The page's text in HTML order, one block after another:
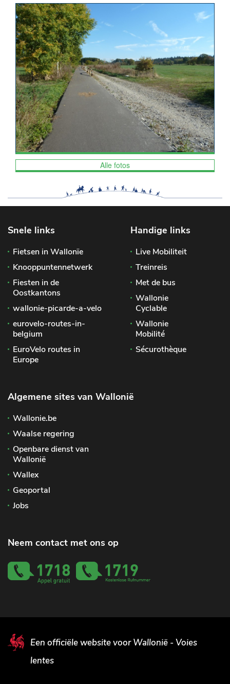
Alle fotos
Snele links
Fietsen in Wallonïe
Knooppuntennetwerk
Fiesten in de
Oostkantons
wallonie-picarde-a-velo
eurovelo-routes-in-
belgium
EuroVelo routes in
Europe
Handige links
Live Mobiliteit
Treinreis
Met de bus
Wallonie
Cyclable
Wallonie
Mobilité
Sécurothèque
Algemene sites van Wallonië
Wallonie.be
Waalse regering
Openbare dienst van
Wallonië
Wallex
Geoportal
Jobs
Neem contact met ons op
Een officiële website voor Wallonië - Voies
lentes